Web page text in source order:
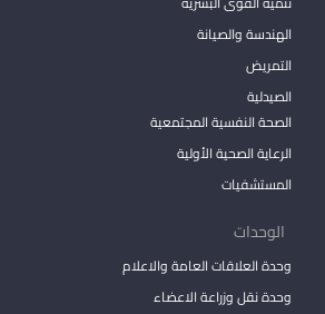
الهندسة والصيانة
التمريض
الصيدلية
الصحة النفسية المجتمعية
الرعاية الصحية الأولية
المستشفيات
الوحدات
وحدة العلاقات العامة والاعلام
وحدة نقل وزراعة الاعضاء